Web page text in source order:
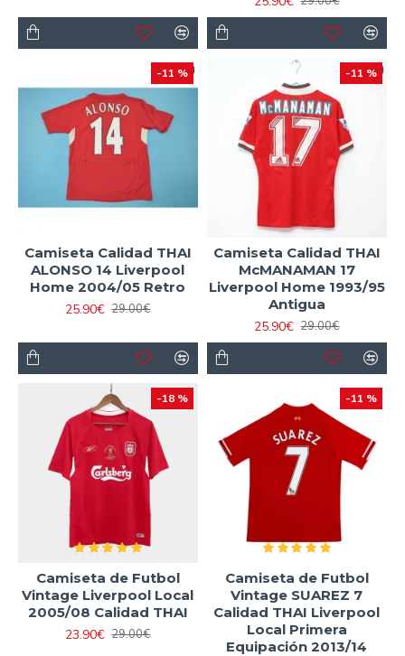
-11 %
Camiseta Calidad THAI
ALONSO 14 Liverpool
Home 2004/05 Retro
25.90€ 29.00€
-11 %
Camiseta Calidad THAI
McMANAMAN 17
Liverpool Home 1993/95
Antigua
25.90€ 29.00€
-18 %
Camiseta de Futbol
Vintage Liverpool Local
2005/08 Calidad THAI
23.90€ 29.00€
-11 %
Camiseta de Futbol
Vintage SUAREZ 7
Calidad THAI Liverpool
Local Primera
Equipación 2013/14